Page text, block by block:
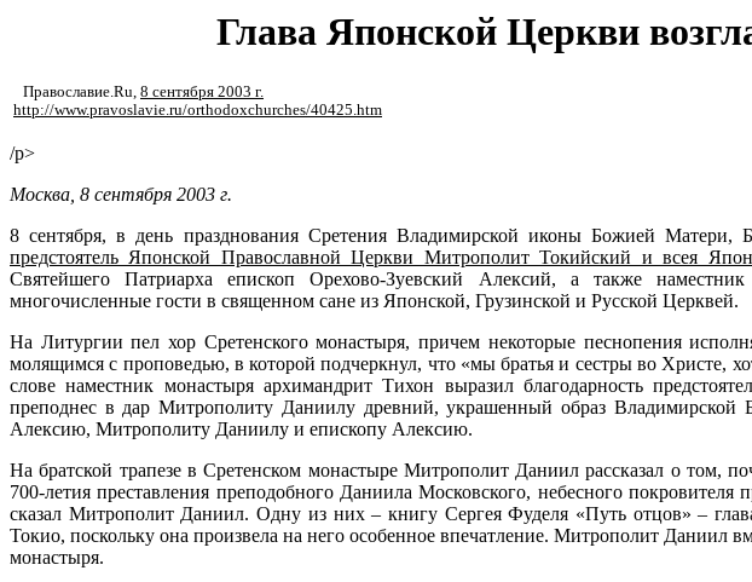
Глава Японской Церкви
Православие.Ru, 8 сентября 2003 г.
http://www.pravoslavie.ru/orthodoxchurches/40425.htm
/p>
Москва, 8 сентября 2003 г.
8 сентября, в день празднования Сретения Владимирской иконы Божией Матери,
предстоятель Японской Православной Церкви Митрополит Токийский и всея
Святейшего Патриарха епископ Орехово-Зуевский Алексий, а также
многочисленные гости в священном сане из Японской, Грузинской и Русской Церквей.
На Литургии пел хор Сретенского монастыря, причем некоторые песнопения
молящимся с проповедью, в которой подчеркнул, что «мы братья и сестры во Христе,
слове наместник монастыря архимандрит Тихон выразил благодарность
преподнес в дар Митрополиту Даниилу древний, украшенный образ
Алексию, Митрополиту Даниилу и епископу Алексию.
На братской трапезе в Сретенском монастыре Митрополит Даниил рассказал о том,
700-летия преставления преподобного Даниила Московского, небесного
сказал Митрополит Даниил. Одну из них – книгу Сергея Фуделя «Путь отцов» –
Токио, поскольку она произвела на него особенное впечатление. Митрополит Даниил
монастыря.